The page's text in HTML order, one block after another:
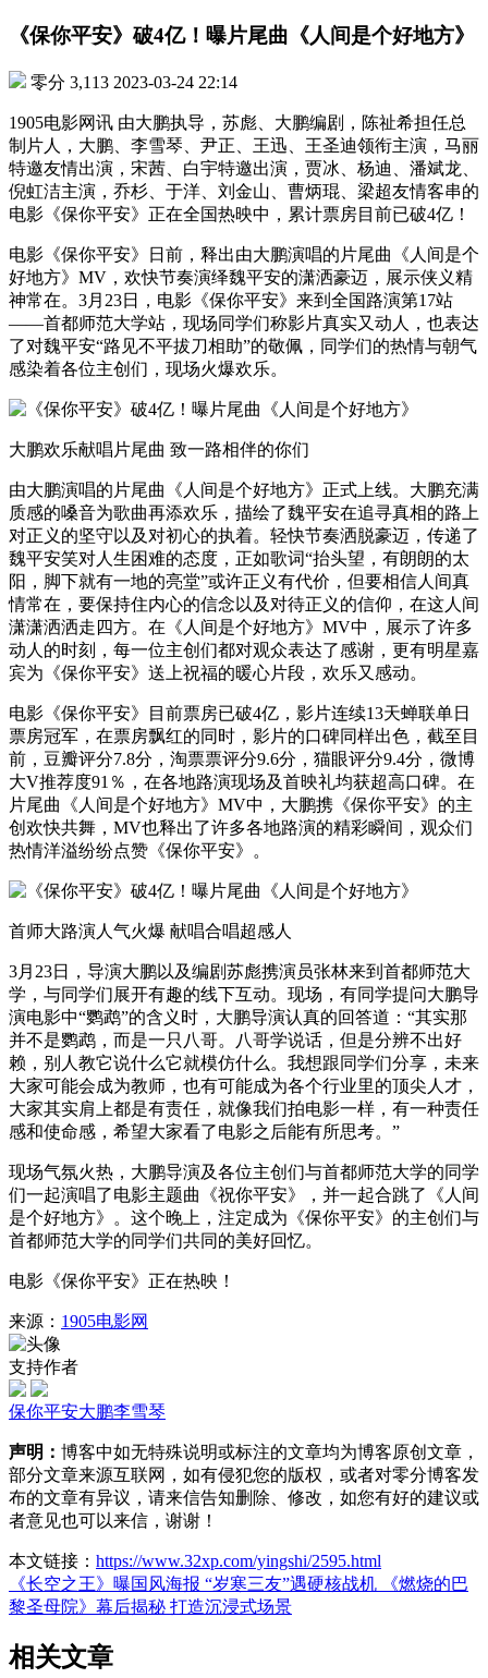
《保你平安》破4亿！曝片尾曲《人间是个好地方》
零分 3,113 2023-03-24 22:14
1905电影网讯 由大鹏执导，苏彪、大鹏编剧，陈祉希担任总
制片人，大鹏、李雪琴、尹正、王迅、王圣迪领衔主演，马丽
特邀友情出演，宋茜、白宇特邀出演，贾冰、杨迪、潘斌龙、
倪虹洁主演，乔杉、于洋、刘金山、曹炳琨、梁超友情客串的
电影《保你平安》正在全国热映中，累计票房目前已破4亿！
电影《保你平安》日前，释出由大鹏演唱的片尾曲《人间是个
好地方》MV，欢快节奏演绎魏平安的潇洒豪迈，展示侠义精
神常在。3月23日，电影《保你平安》来到全国路演第17站
——首都师范大学站，现场同学们称影片真实又动人，也表达
了对魏平安“路见不平拔刀相助”的敬佩，同学们的热情与朝气
感染着各位主创们，现场火爆欢乐。
大鹏欢乐献唱片尾曲 致一路相伴的你们
由大鹏演唱的片尾曲《人间是个好地方》正式上线。大鹏充满
质感的嗓音为歌曲再添欢乐，描绘了魏平安在追寻真相的路上
对正义的坚守以及对初心的执着。轻快节奏洒脱豪迈，传递了
魏平安笑对人生困难的态度，正如歌词“抬头望，有朗朗的太
阳，脚下就有一地的亮堂”或许正义有代价，但要相信人间真
情常在，要保持住内心的信念以及对待正义的信仰，在这人间
潇潇洒洒走四方。在《人间是个好地方》MV中，展示了许多
动人的时刻，每一位主创们都对观众表达了感谢，更有明星嘉
宾为《保你平安》送上祝福的暖心片段，欢乐又感动。
电影《保你平安》目前票房已破4亿，影片连续13天蝉联单日
票房冠军，在票房飘红的同时，影片的口碑同样出色，截至目
前，豆瓣评分7.8分，淘票票评分9.6分，猫眼评分9.4分，微博
大V推荐度91％，在各地路演现场及首映礼均获超高口碑。在
片尾曲《人间是个好地方》MV中，大鹏携《保你平安》的主
创欢快共舞，MV也释出了许多各地路演的精彩瞬间，观众们
热情洋溢纷纷点赞《保你平安》。
首师大路演人气火爆 献唱合唱超感人
3月23日，导演大鹏以及编剧苏彪携演员张林来到首都师范大
学，与同学们展开有趣的线下互动。现场，有同学提问大鹏导
演电影中“鹦鹉”的含义时，大鹏导演认真的回答道：“其实那
并不是鹦鹉，而是一只八哥。八哥学说话，但是分辨不出好
赖，别人教它说什么它就模仿什么。我想跟同学们分享，未来
大家可能会成为教师，也有可能成为各个行业里的顶尖人才，
大家其实肩上都是有责任，就像我们拍电影一样，有一种责任
感和使命感，希望大家看了电影之后能有所思考。”
现场气氛火热，大鹏导演及各位主创们与首都师范大学的同学
们一起演唱了电影主题曲《祝你平安》，并一起合跳了《人间
是个好地方》。这个晚上，注定成为《保你平安》的主创们与
首都师范大学的同学们共同的美好回忆。
电影《保你平安》正在热映！
来源： 1905电影网
支持作者
保你平安大鹏李雪琴
声明： 博客中如无特殊说明或标注的文章均为博客原创文章，
部分文章来源互联网，如有侵犯您的版权，或者对零分博客发
布的文章有异议，请来信告知删除、修改，如您有好的建议或
者意见也可以来信，谢谢！
本文链接： https://www.32xp.com/yingshi/2595.html
《长空之王》曝国风海报 “岁寒三友”遇硬核战机
《燃烧的巴
黎圣母院》幕后揭秘 打造沉浸式场景
相关文章